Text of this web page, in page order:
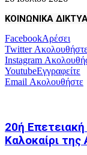
ΚΟΙΝΩΝΙΚΑ
FacebookΑρέσει
TwitterΑκολουθήστε
Instagram
YoutubeΕγγραφείτε
Email Ακολουθήστε
20ή
Καλοκαίρι